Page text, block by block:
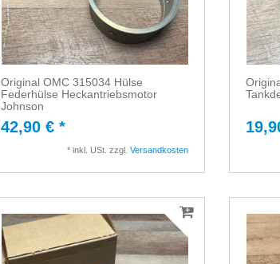
Original OMC 315034 Hülse
Federhülse Heckantriebsmotor
Johnson
42,90 € *
*inkl. USt. zzgl.Versandkosten